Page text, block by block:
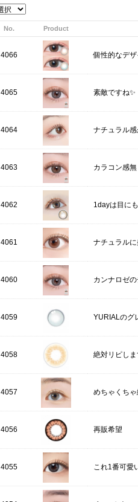
No. Product
4066 個性的なデ
4065 素敵ですね✨
4064 ナチュラル感
4063 カラコン感
4062 1dayは目に
4061 ナチュラルに
4060 カンナロゼ
4059 YURIALのグ
4058 絶対リピしま
4057 めちゃくち
4056 再販希望
4055 これ1番可愛